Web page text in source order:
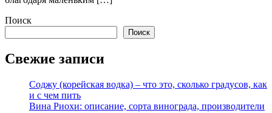
Поиск
Поиск
Свежие записи
Соджу (корейская водка) – что это, сколько градусов, как
и с чем пить
Вина Риохи: описание, сорта винограда, производители